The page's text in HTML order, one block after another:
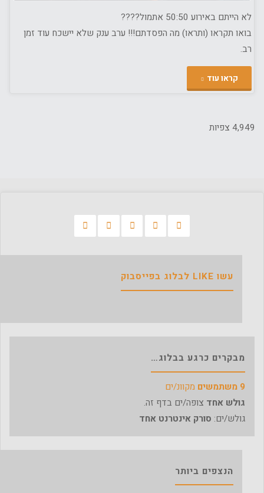
לא הייתם באירוע 50:50 אתמול????
בואו תקראו (ותראו) מה הפסדתם!!! ערב ענק שלא יישכח עוד זמן
רב.
קראו עוד
4,949 צפיות
עשו LIKE לבלוג בפייסבוק
מבקרים כרגע בבלוג…
9 משתמשים
מקוונ/ים
גולש אחד צופה/ים בדף זה.
גולש/ים: סורק אינטרנט אחד
הנצפים ביותר